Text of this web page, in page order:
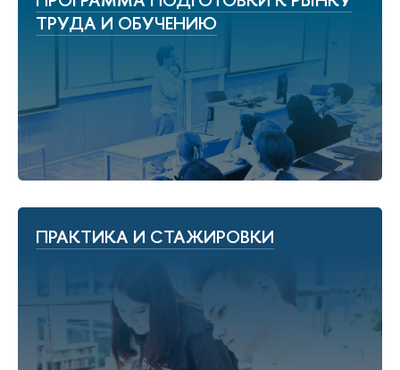
ТРУДА И ОБУЧЕНИЮ
ПРАКТИКА И СТАЖИРОВКИ